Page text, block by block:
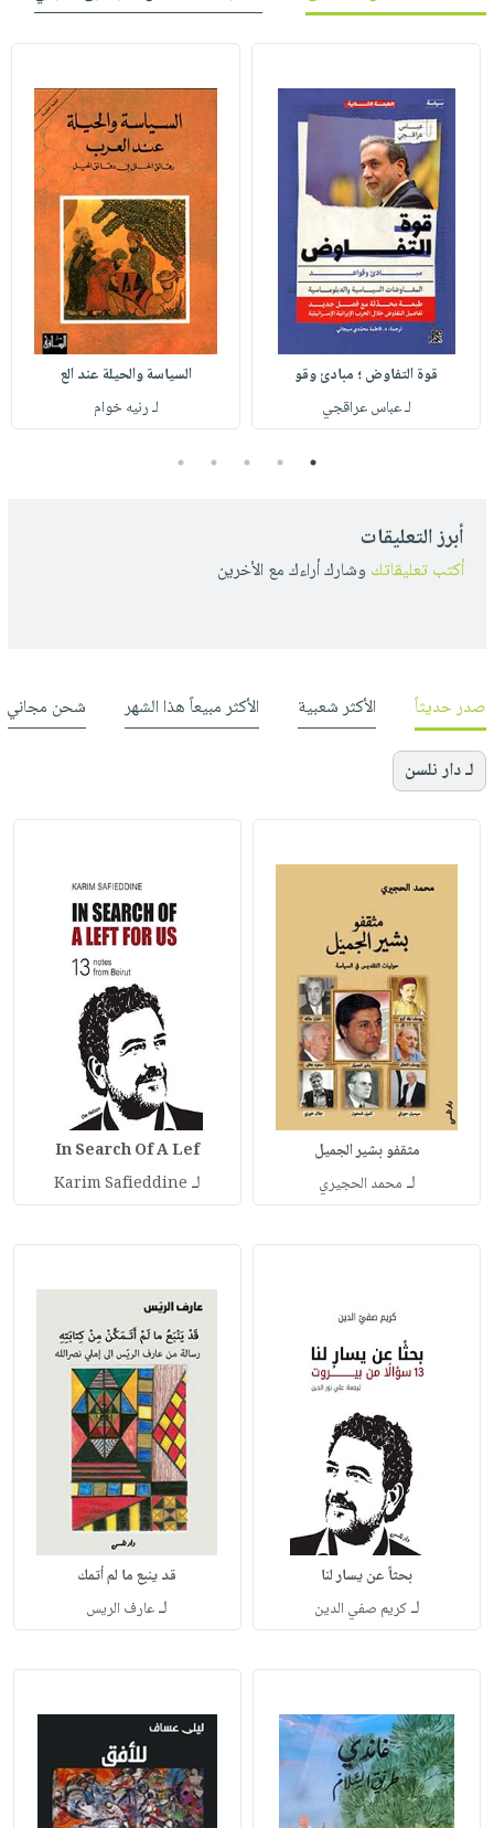
قوة التفاوض ؛ مبادئ وقو
لـ عباس عراقجي
السياسة والحيلة عند الع
لـ رنيه خوام
1
2
3
4
5
أبرز التعليقات
أكتب تعليقاتك وشارك أراءك مع الأخرين
صدر حديثاً الأكثر شعبية الأكثر مبيعاً هذا الشهر شحن مجاني
لـ دار نلسن
مثقفو بشير الجميل
لـ محمد الحجيري
In Search Of A Lef
لـ Karim Safieddine
بحثاً عن يسار لنا
لـكريم صفي الدين
قد ينبع ما لم أتمك
لـعارف الريس